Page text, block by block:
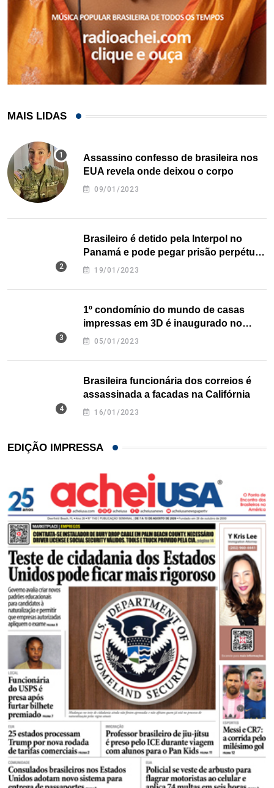
MAIS LIDAS
Assassino confesso de brasileira nos
EUA revela onde deixou o corpo
09/01/2023
Brasileiro é detido pela Interpol no
Panamá e pode pegar prisão perpétua
nos EUA
19/01/2023
1º condomínio do mundo de casas
impressas em 3D é inaugurado no
Texas
05/01/2023
Brasileira funcionária dos correios é
assassinada a facadas na Califórnia
16/01/2023
EDIÇÃO IMPRESSA